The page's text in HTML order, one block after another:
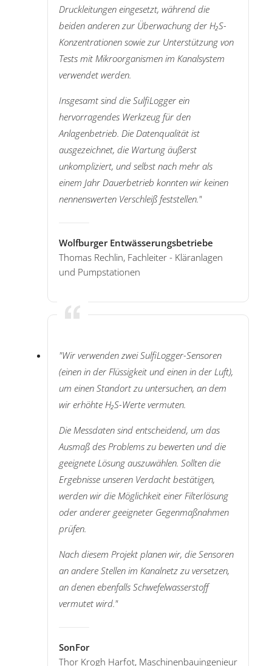
Druckleitungen eingesetzt, während die
beiden anderen zur Überwachung der H₂S-
Konzentrationen sowie zur Unterstützung von
Tests mit Mikroorganismen im Kanalsystem
verwendet werden.
Insgesamt sind die SulfiLogger ein
hervorragendes Werkzeug für den
Anlagenbetrieb. Die Datenqualität ist
ausgezeichnet, die Wartung äußerst
unkompliziert, und selbst nach mehr als
einem Jahr Dauerbetrieb konnten wir keinen
nennenswerten Verschleiß feststellen."
Wolfburger Entwässerungsbetriebe
Thomas Rechlin, Fachleiter - Kläranlagen
und Pumpstationen
"Wir verwenden zwei SulfiLogger-Sensoren
(einen in der Flüssigkeit und einen in der Luft),
um einen Standort zu untersuchen, an dem
wir erhöhte H₂S-Werte vermuten.
Die Messdaten sind entscheidend, um das
Ausmaß des Problems zu bewerten und die
geeignete Lösung auszuwählen. Sollten die
Ergebnisse unseren Verdacht bestätigen,
werden wir die Möglichkeit einer Filterlösung
oder anderer geeigneter Gegenmaßnahmen
prüfen.
Nach diesem Projekt planen wir, die Sensoren
an andere Stellen im Kanalnetz zu versetzen,
an denen ebenfalls Schwefelwasserstoff
vermutet wird."
SonFor
Thor Krogh Harfot, Maschinenbauingenieur